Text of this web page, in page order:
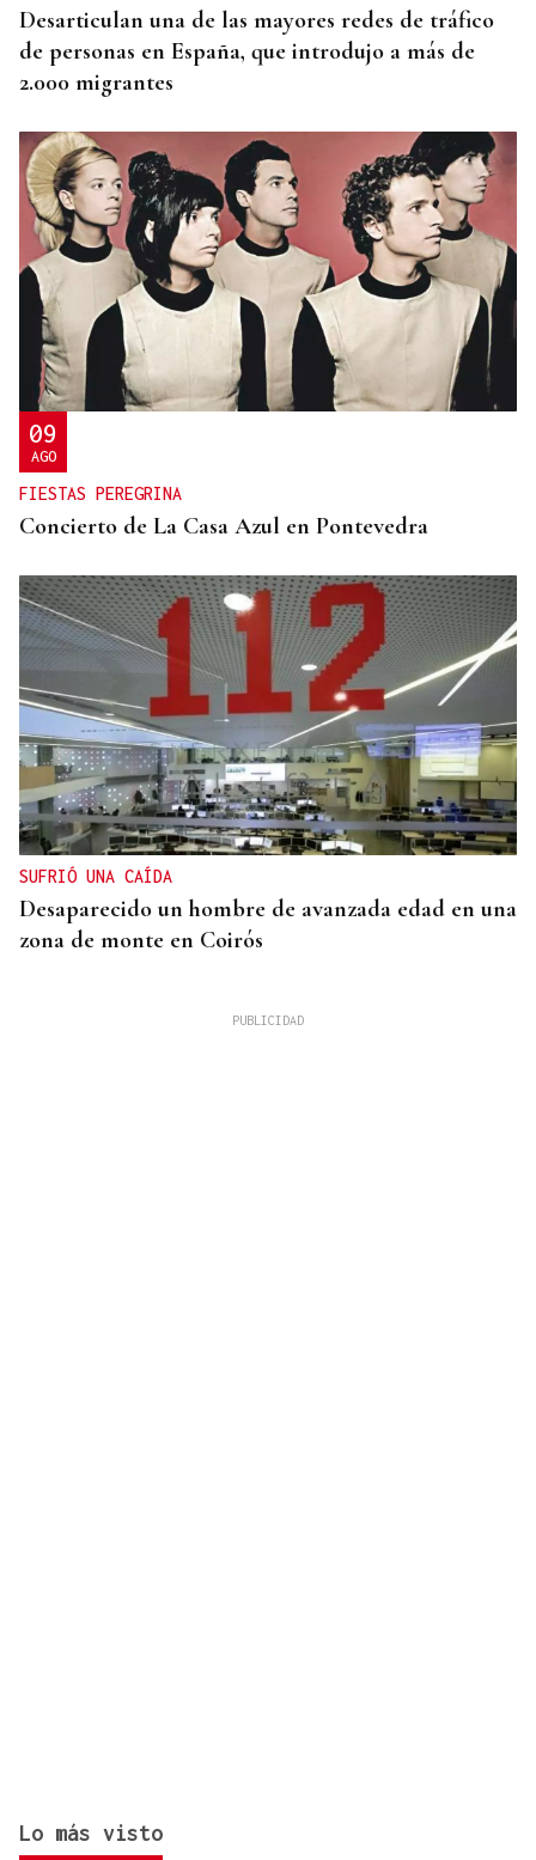
Desarticulan una de las mayores redes de tráfico
de personas en España, que introdujo a más de
2.000 migrantes
09
AGO
FIESTAS PEREGRINA
Concierto de La Casa Azul en Pontevedra
SUFRIÓ UNA CAÍDA
Desaparecido un hombre de avanzada edad en una
zona de monte en Coirós
Lo más visto